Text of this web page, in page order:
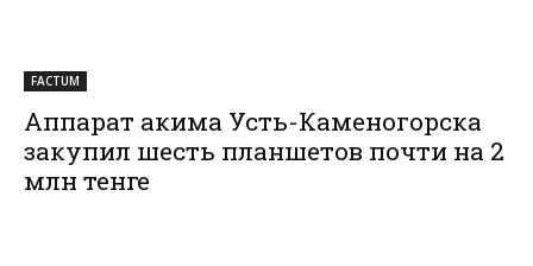
FACTUM
Аппарат акима Усть-Каменогорска
закупил шесть планшетов почти на 2
млн тенге